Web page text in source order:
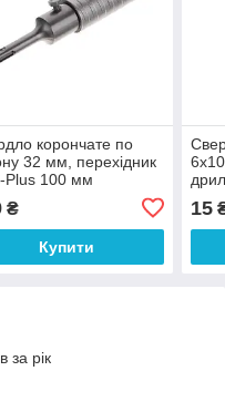
корончате по
32 мм, перехідник
Plus 100 мм
₴
Купити
15
за рік